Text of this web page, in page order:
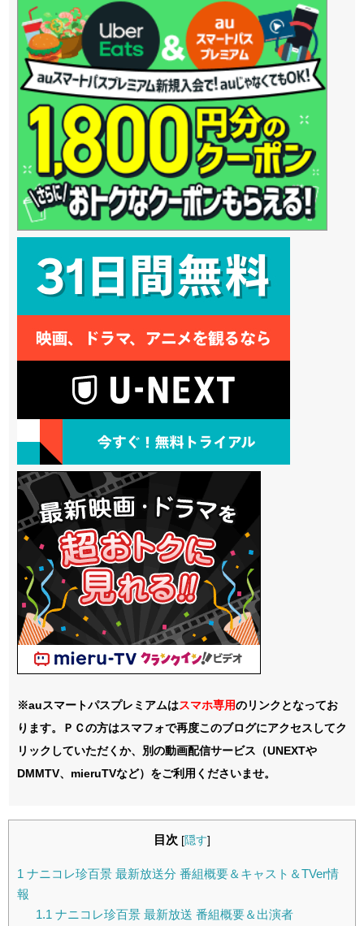
※auスマートパスプレミアムはスマホ専用のリンクとなってお
ります。ＰＣの方はスマフォで再度このブログにアクセスしてク
リックしていただくか、別の動画配信サービス（UNEXTや
DMMTV、mieruTVなど）をご利用くださいませ。
目次 [隠す]
1 ナニコレ珍百景 最新放送分 番組概要＆キャスト＆TVer情
報
1.1 ナニコレ珍百景 最新放送 番組概要＆出演者